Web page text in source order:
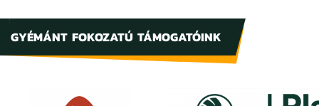
GYÉMÁNT FOKOZATÚ TÁMOGATÓINK